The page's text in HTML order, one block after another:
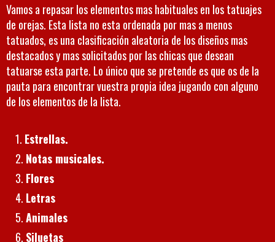
Vamos a repasar los elementos mas habituales en los tatuajes
de orejas. Esta lista no esta ordenada por mas a menos
tatuados, es una clasificación aleatoria de los diseños mas
destacados y mas solicitados por las chicas que desean
tatuarse esta parte. Lo único que se pretende es que os de la
pauta para encontrar vuestra propia idea jugando con alguno
de los elementos de la lista.
Estrellas.
Notas musicales.
Flores
Letras
Animales
Siluetas